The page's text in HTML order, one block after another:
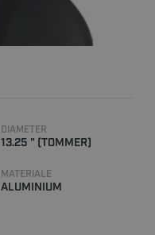
DIAMETER
13.25 " (TOMMER)
MATERIALE
ALUMINIUM